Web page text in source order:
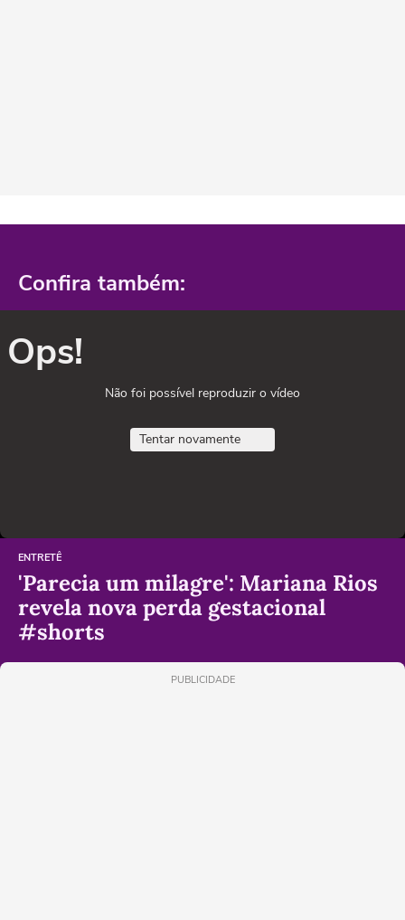
Confira também:
Ops!
Não foi possível reproduzir o vídeo
Tentar novamente
ENTRETÊ
'Parecia um milagre': Mariana Rios
revela nova perda gestacional
#shorts
PUBLICIDADE